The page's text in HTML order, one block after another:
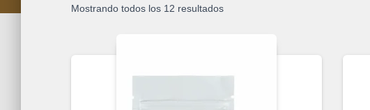
Mostrando todos los 12 resultados